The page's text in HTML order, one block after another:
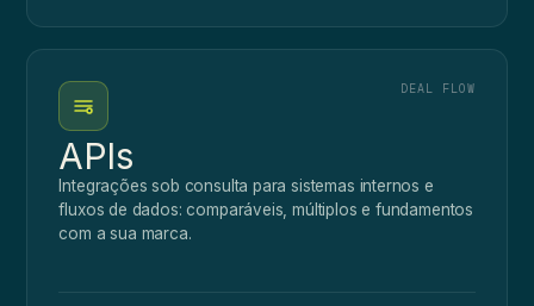
DEAL FLOW
APIs
Integrações sob consulta para sistemas internos e
fluxos de dados: comparáveis, múltiplos e fundamentos
com a sua marca.